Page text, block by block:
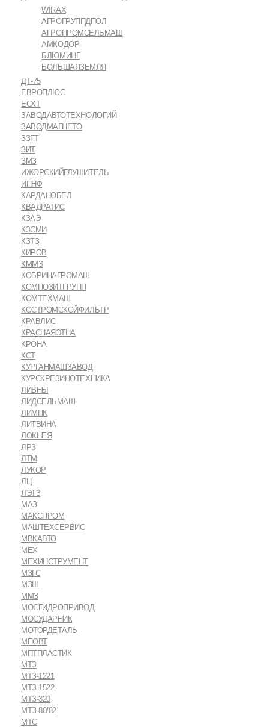
WIRAX
АГРОГРУППДПОЛ
АГРОПРОМСЕЛЬМАШ
АМКОДОР
БЛЮМИНГ
БОЛЬШАЯЗЕМЛЯ
ДТ-75
ЕВРОПЛЮС
ЕСХТ
ЗАВОДАВТОТЕХНОЛОГИЙ
ЗАВОДМАГНЕТО
ЗЗГТ
ЗИТ
ЗМЗ
ИЖОРСКИЙГЛУШИТЕЛЬ
ИПНФ
КАРДАНОБЕЛ
КВАДРАТИС
КЗАЭ
КЗСМИ
КЗТЗ
КИРОВ
КММЗ
КОБРИНАГРОМАШ
КОМПОЗИТГРУПП
КОМТЕХМАШ
КОСТРОМСКОЙФИЛЬТР
КРАВЛИС
КРАСНАЯЭТНА
КРОНА
КСТ
КУРГАНМАШЗАВОД
КУРСКРЕЗИНОТЕХНИКА
ЛИВНЫ
ЛИДСЕЛЬМАШ
ЛИМПК
ЛИТВИНА
ЛОКНЕЯ
ЛРЗ
ЛТМ
ЛУКОР
ЛЦ
ЛЭТЗ
МАЗ
МАКСПРОМ
МАШТЕХСЕРВИС
МВКАВТО
МЕХ
МЕХИНСТРУМЕНТ
МЗГС
МЗШ
ММЗ
МОСГИДРОПРИВОД
МОСУДАРНИК
МОТОРДЕТАЛЬ
МПОВТ
МПТПЛАСТИК
МТЗ
МТЗ-1221
МТЗ-1522
МТЗ-320
МТЗ-80/82
МТС